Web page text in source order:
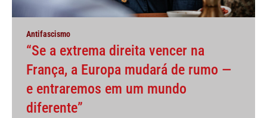
Antifascismo
“Se a extrema direita vencer na
França, a Europa mudará de rumo —
e entraremos em um mundo
diferente”